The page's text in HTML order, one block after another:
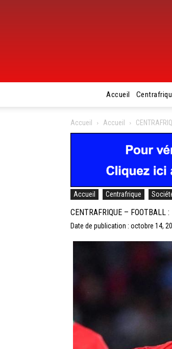
Accueil
Accueil Accueil
Accueil Centrafrique
CENTRAFRIQUE –
Date de publication : octobre 14,